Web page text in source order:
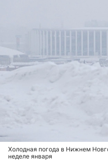
Холодная погода в Нижнем
неделе января